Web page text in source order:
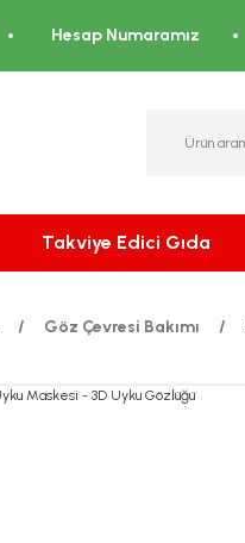
Hesap Numaramız
Takviye Edici Gıda
Göz Çevresi Bakımı